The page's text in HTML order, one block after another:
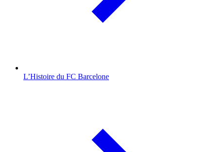
L’Histoire du FC Barcelone